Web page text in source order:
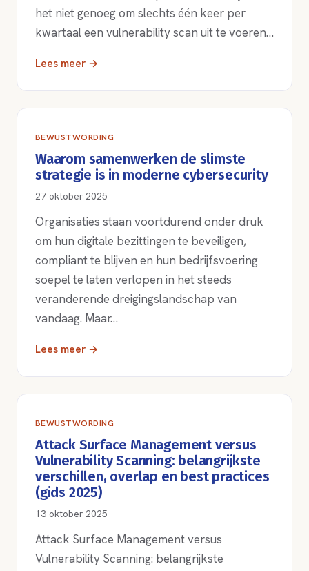
het niet genoeg om slechts één keer per
kwartaal een vulnerability scan uit te voeren…
Lees meer →
BEWUSTWORDING
Waarom samenwerken de slimste
strategie is in moderne cybersecurity
27 oktober 2025
Organisaties staan voortdurend onder druk
om hun digitale bezittingen te beveiligen,
compliant te blijven en hun bedrijfsvoering
soepel te laten verlopen in het steeds
veranderende dreigingslandschap van
vandaag. Maar…
Lees meer →
BEWUSTWORDING
Attack Surface Management versus
Vulnerability Scanning: belangrijkste
verschillen, overlap en best practices
(gids 2025)
13 oktober 2025
Attack Surface Management versus
Vulnerability Scanning: belangrijkste